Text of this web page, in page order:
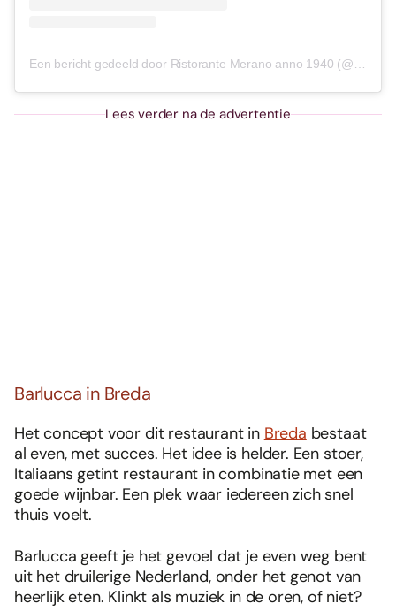
Lees verder na de advertentie
Barlucca in Breda
Het concept voor dit restaurant in Breda bestaat
al even, met succes. Het idee is helder. Een stoer,
Italiaans getint restaurant in combinatie met een
goede wijnbar. Een plek waar iedereen zich snel
thuis voelt.
Barlucca geeft je het gevoel dat je even weg bent
uit het druilerige Nederland, onder het genot van
heerlijk eten. Klinkt als muziek in de oren, of niet?